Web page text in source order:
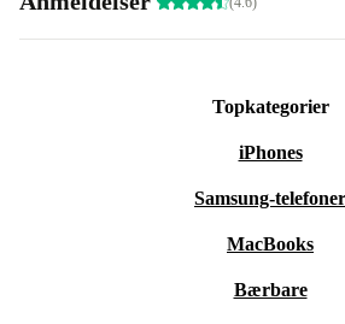
Topkategorier
iPhones
Samsung-telefoner
MacBooks
Bærbare